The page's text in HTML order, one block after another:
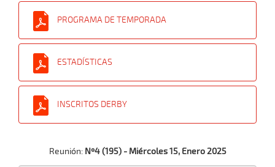
PROGRAMA DE TEMPORADA
ESTADÍSTICAS
INSCRITOS DERBY
Reunión: Nº4 (195) - Miércoles 15, Enero 2025